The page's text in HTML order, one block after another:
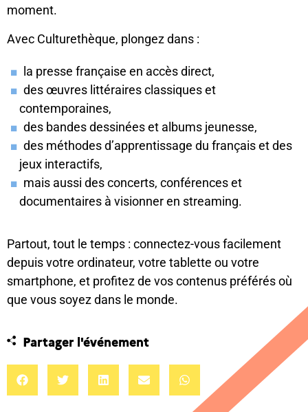
moment.
Avec Culturethèque, plongez dans :
la presse française en accès direct,
des œuvres littéraires classiques et
contemporaines,
des bandes dessinées et albums jeunesse,
des méthodes d’apprentissage du français et des
jeux interactifs,
mais aussi des concerts, conférences et
documentaires à visionner en streaming.
Partout, tout le temps : connectez-vous facilement
depuis votre ordinateur, votre tablette ou votre
smartphone, et profitez de vos contenus préférés où
que vous soyez dans le monde.
Partager l'événement